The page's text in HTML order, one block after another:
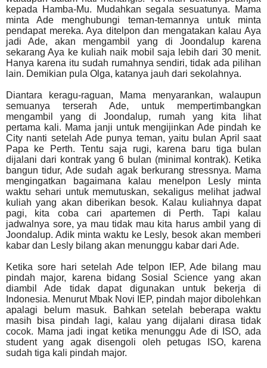
kepada Hamba-Mu. Mudahkan segala sesuatunya. Mama
minta Ade menghubungi teman-temannya untuk minta
pendapat mereka. Aya ditelpon dan mengatakan kalau Aya
jadi Ade, akan mengambil yang di Joondalup karena
sekarang Aya ke kuliah naik mobil saja lebih dari 30 menit.
Hanya karena itu sudah rumahnya sendiri, tidak ada pilihan
lain. Demikian pula Olga, katanya jauh dari sekolahnya.
Diantara keragu-raguan, Mama menyarankan, walaupun
semuanya terserah Ade, untuk mempertimbangkan
mengambil yang di Joondalup, rumah yang kita lihat
pertama kali. Mama janji untuk mengijinkan Ade pindah ke
City nanti setelah Ade punya teman, yaitu bulan April saat
Papa ke Perth. Tentu saja rugi, karena baru tiga bulan
dijalani dari kontrak yang 6 bulan (minimal kontrak). Ketika
bangun tidur, Ade sudah agak berkurang stressnya. Mama
mengingatkan bagaimana kalau menelpon Lesly minta
waktu sehari untuk memutuskan, sekaligus melihat jadwal
kuliah yang akan diberikan besok. Kalau kuliahnya dapat
pagi, kita coba cari apartemen di Perth. Tapi kalau
jadwalnya sore, ya mau tidak mau kita harus ambil yang di
Joondalup. Adik minta waktu ke Lesly, besok akan memberi
kabar dan Lesly bilang akan menunggu kabar dari Ade.
Ketika sore hari setelah Ade telpon IEP, Ade bilang mau
pindah major, karena bidang Sosial Science yang akan
diambil Ade tidak dapat digunakan untuk bekerja di
Indonesia. Menurut Mbak Novi IEP, pindah major dibolehkan
apalagi belum masuk. Bahkan setelah beberapa waktu
masih bisa pindah lagi, kalau yang dijalani dirasa tidak
cocok. Mama jadi ingat ketika menunggu Ade di ISO, ada
student yang agak disengoli oleh petugas ISO, karena
sudah tiga kali pindah major.